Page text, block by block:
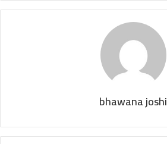
bhawana joshi